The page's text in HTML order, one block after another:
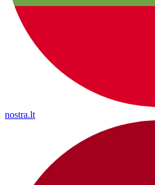
nostra.lt